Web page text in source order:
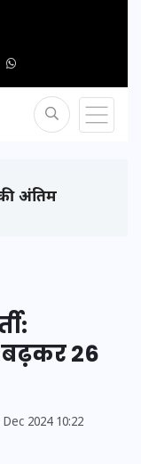
अंतिम
26
2024 10:22